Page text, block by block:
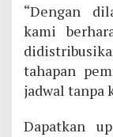
“Dengan
kami
tahapan
jadwal tanpa
Dapatkan